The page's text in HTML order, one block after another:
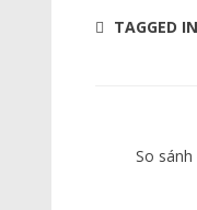
TAGGED IN
So